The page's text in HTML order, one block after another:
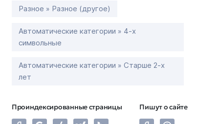
Разное » Разное (другое)
Автоматические категории » 4-х
символьные
Автоматические категории » Старше 2-х
лет
Проиндексированные страницы Пишут о сайте